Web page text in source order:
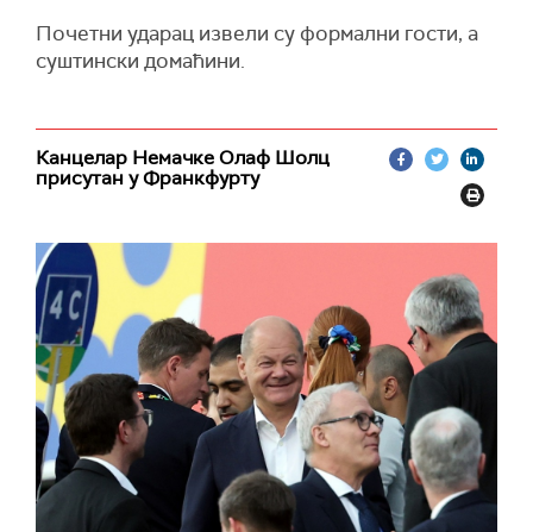
Почетни ударац извели су формални гости, а
суштински домаћини.
Канцелар Немачке Олаф Шолц
присутан у Франкфурту